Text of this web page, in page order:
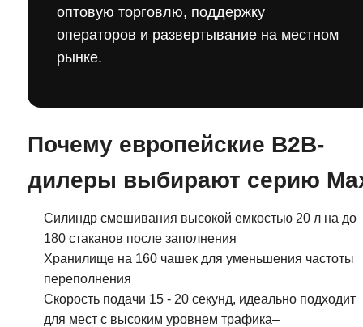
оптовую торговлю, поддержку
операторов и развертывание на местном
рынке.
Почему европейские B2B-
дилеры выбирают серию
Силиндр смешивания высокой емкостью 20 л на до
180 стаканов после заполнения
Хранилище на 160 чашек для уменьшения частоты
переполнения
Скорость подачи 15 - 20 секунд, идеально подходит
для мест с высоким уровнем трафика–